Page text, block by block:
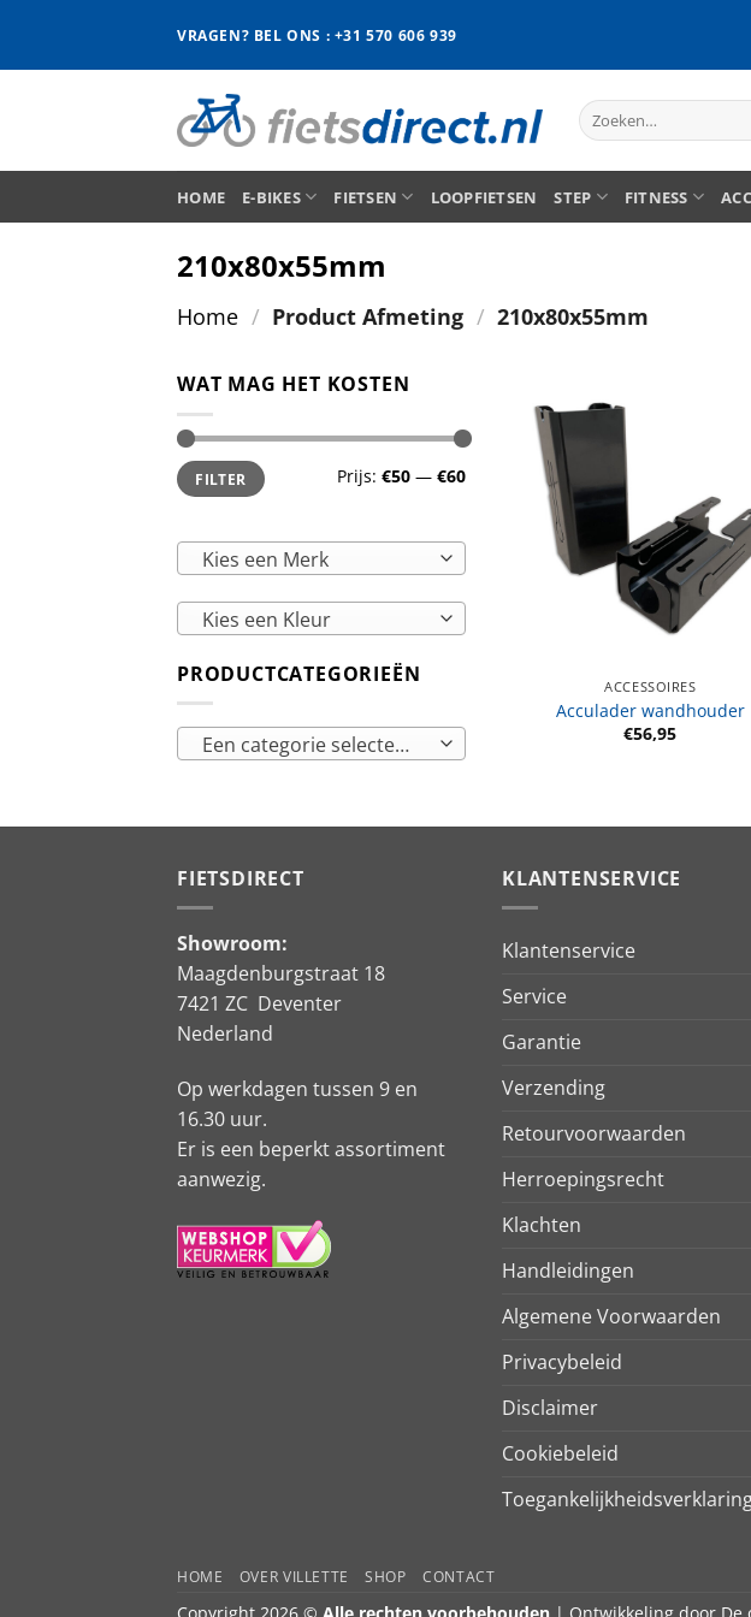
inhoud
VRAGEN? BEL ONS : +31 570 606 939
Zoeken
naar:
HOME E-BIKES FIETSEN LOOPFIETSEN STEP FITNESS
210x80x55mm
Home / Product Afmeting / 210x80x55mm
WAT MAG HET KOSTEN
Min.
prijs
Max.
prijsFILTER Prijs: €50 — €60
Kies een Merk
Kies een Kleur
PRODUCTCATEGORIEËN
Een categorie selecteren
ACCESSOIRES
Acculader wandhouder
€56,95
FIETSDIRECT
Showroom:
Maagdenburgstraat 18
7421 ZC Deventer
Nederland
Op werkdagen tussen 9 en
16.30 uur.
Er is een beperkt assortiment
aanwezig.
KLANTENSERVICE
Klantenservice
Service
Garantie
Verzending
Retourvoorwaarden
Herroepingsrecht
Klachten
Handleidingen
Algemene Voorwaarden
Privacybeleid
Disclaimer
Cookiebeleid
HOME OVER VILLETTE SHOP CONTACT